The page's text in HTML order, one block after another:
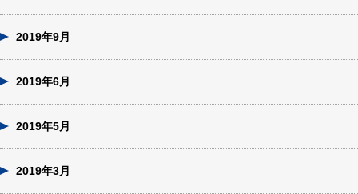
2019年9月
2019年6月
2019年5月
2019年3月